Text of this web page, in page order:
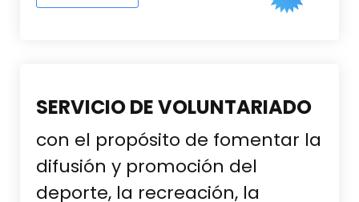
SERVICIO DE VOLUNTARIADO
con el propósito de fomentar la
difusión y promoción del
deporte, la recreación, la